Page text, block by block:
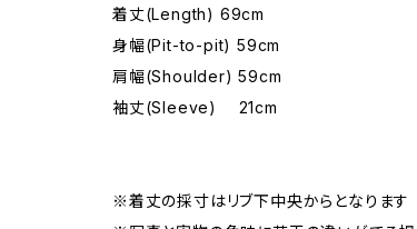
着丈(Length) 69cm
身幅(Pit-to-pit) 59cm
肩幅(Shoulder) 59cm
袖丈(Sleeve) 21cm
※着丈の採寸はリブ下中央からとなります